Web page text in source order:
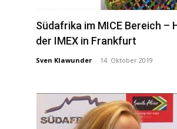
Südafrika im MICE Bereich –
der IMEX in Frankfurt
Sven Klawunder - 14. Oktober 2019